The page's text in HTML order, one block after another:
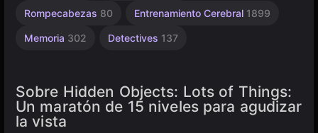
Rompecabezas 80 Entrenamiento Cerebral 1899
Memoria 302 Detectives 137
179
4121
73
línea
Sobre Hidden Objects: Lots of Things:
Un maratón de 15 niveles para agudizar
la vista